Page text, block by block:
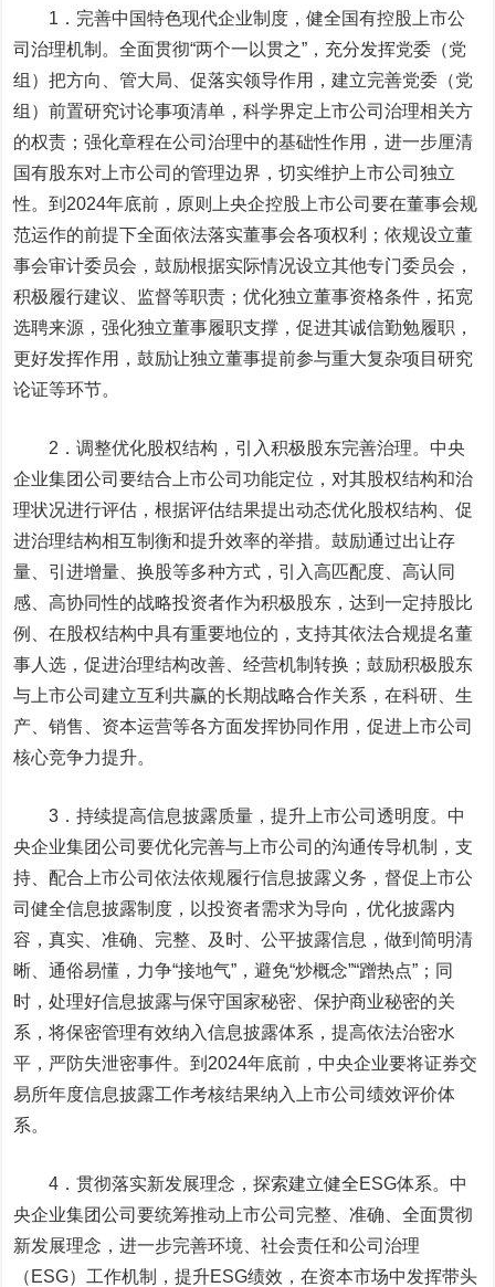
1．完善中国特色现代企业制度，健全国有控股上市公
司治理机制。全面贯彻“两个一以贯之”，充分发挥党委（党
组）把方向、管大局、促落实领导作用，建立完善党委（党
组）前置研究讨论事项清单，科学界定上市公司治理相关方
的权责；强化章程在公司治理中的基础性作用，进一步厘清
国有股东对上市公司的管理边界，切实维护上市公司独立
性。到2024年底前，原则上央企控股上市公司要在董事会规
范运作的前提下全面依法落实董事会各项权利；依规设立董
事会审计委员会，鼓励根据实际情况设立其他专门委员会，
积极履行建议、监督等职责；优化独立董事资格条件，拓宽
选聘来源，强化独立董事履职支撑，促进其诚信勤勉履职，
更好发挥作用，鼓励让独立董事提前参与重大复杂项目研究
论证等环节。
2．调整优化股权结构，引入积极股东完善治理。中央
企业集团公司要结合上市公司功能定位，对其股权结构和治
理状况进行评估，根据评估结果提出动态优化股权结构、促
进治理结构相互制衡和提升效率的举措。鼓励通过出让存
量、引进增量、换股等多种方式，引入高匹配度、高认同
感、高协同性的战略投资者作为积极股东，达到一定持股比
例、在股权结构中具有重要地位的，支持其依法合规提名董
事人选，促进治理结构改善、经营机制转换；鼓励积极股东
与上市公司建立互利共赢的长期战略合作关系，在科研、生
产、销售、资本运营等各方面发挥协同作用，促进上市公司
核心竞争力提升。
3．持续提高信息披露质量，提升上市公司透明度。中
央企业集团公司要优化完善与上市公司的沟通传导机制，支
持、配合上市公司依法依规履行信息披露义务，督促上市公
司健全信息披露制度，以投资者需求为导向，优化披露内
容，真实、准确、完整、及时、公平披露信息，做到简明清
晰、通俗易懂，力争“接地气”，避免“炒概念”“蹭热点”；同
时，处理好信息披露与保守国家秘密、保护商业秘密的关
系，将保密管理有效纳入信息披露体系，提高依法治密水
平，严防失泄密事件。到2024年底前，中央企业要将证券交
易所年度信息披露工作考核结果纳入上市公司绩效评价体
系。
4．贯彻落实新发展理念，探索建立健全ESG体系。中
央企业集团公司要统筹推动上市公司完整、准确、全面贯彻
新发展理念，进一步完善环境、社会责任和公司治理
（ESG）工作机制，提升ESG绩效，在资本市场中发挥带头